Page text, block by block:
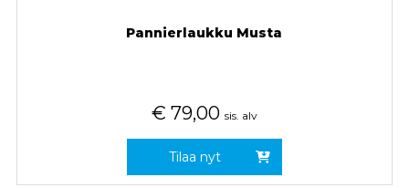
Pannierlaukku Musta
€ 79,00 sis. alv
Tilaa nyt